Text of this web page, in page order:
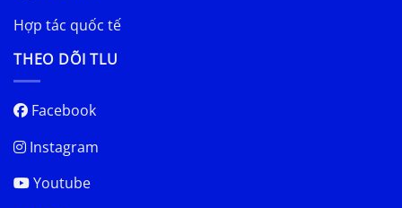
Hợp tác quốc tế
THEO DÕI TLU
Facebook
Instagram
Youtube